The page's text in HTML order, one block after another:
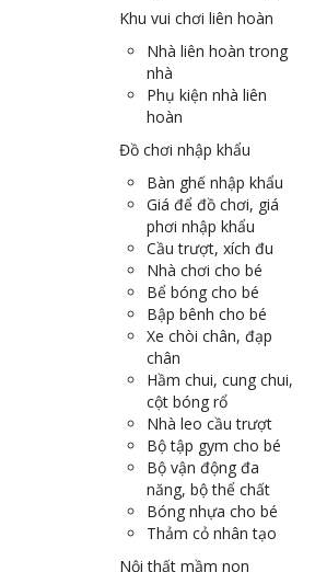
Khu vui chơi liên hoàn
Nhà liên hoàn trong
nhà
Phụ kiện nhà liên
hoàn
Đồ chơi nhập khẩu
Bàn ghế nhập khẩu
Giá để đồ chơi, giá
phơi nhập khẩu
Cầu trượt, xích đu
Nhà chơi cho bé
Bể bóng cho bé
Bập bênh cho bé
Xe chòi chân, đạp
chân
Hầm chui, cung chui,
cột bóng rổ
Nhà leo cầu trượt
Bộ tập gym cho bé
Bộ vận động đa
năng, bộ thể chất
Bóng nhựa cho bé
Thảm cỏ nhân tạo
Nội thất mầm non